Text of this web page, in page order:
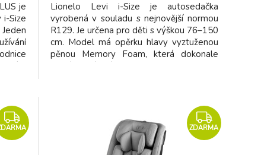
je
i-Size
Lionelo Levi i-Size je autosedačka
vyrobená v souladu s nejnovější normou
R129. Je určena pro děti s výškou 76–150
cm. Model má opěrku hlavy vyztuženou
pěnou Memory Foam, která dokonale
ZDARMA